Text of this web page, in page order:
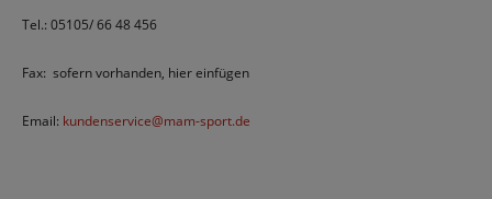
Tel.: 05105/ 66 48 456
Fax: sofern vorhanden, hier einfügen
Email: kundenservice@mam-sport.de